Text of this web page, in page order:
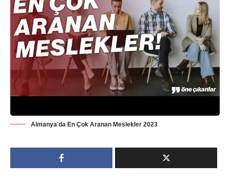
Almanya'da En Çok Aranan Meslekler 2023